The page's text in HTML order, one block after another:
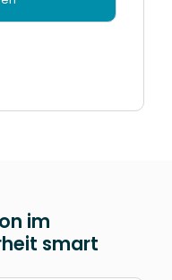
im
smart